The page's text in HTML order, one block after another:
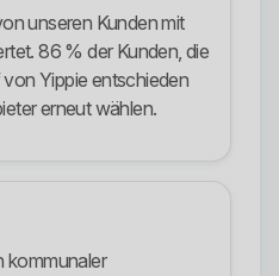
unseren Kunden mit
86 % der Kunden, die
Yippie entschieden
erneut wählen.
kommunaler